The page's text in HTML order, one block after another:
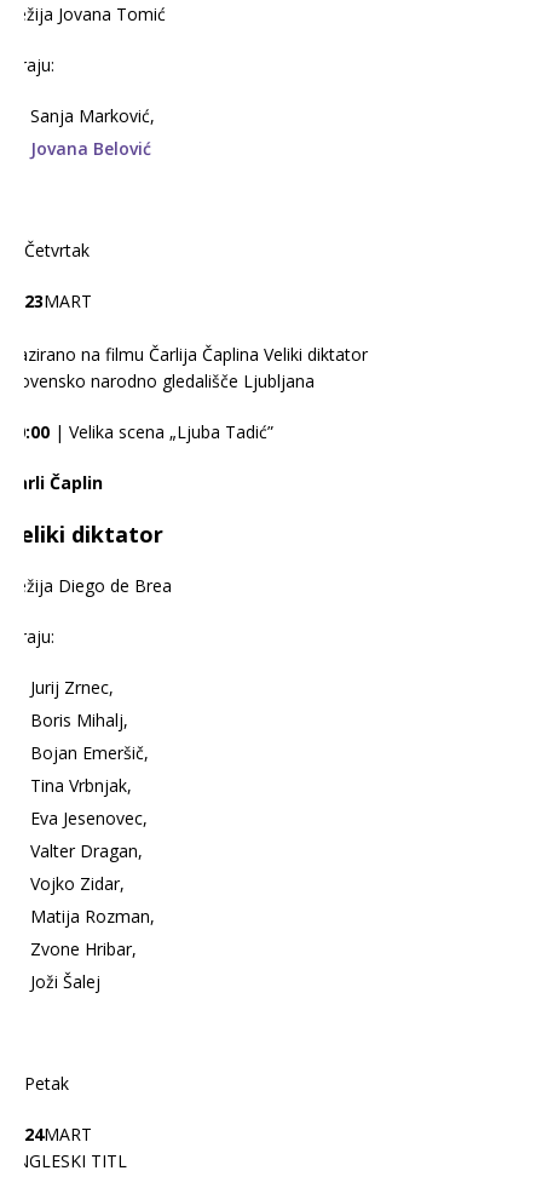
Režija Jovana Tomić
Igraju:
Sanja Marković,
Jovana Belović
Četvrtak
23MART
Bazirano na filmu Čarlija Čaplina Veliki diktator
Slovensko narodno gledališče Ljubljana
20:00 | Velika scena „Ljuba Tadić”
Čarli Čaplin
Veliki diktator
Režija Diego de Brea
Igraju:
Jurij Zrnec,
Boris Mihalj,
Bojan Emeršič,
Tina Vrbnjak,
Eva Jesenovec,
Valter Dragan,
Vojko Zidar,
Matija Rozman,
Zvone Hribar,
Joži Šalej
Petak
24MART
ENGLESKI TITL